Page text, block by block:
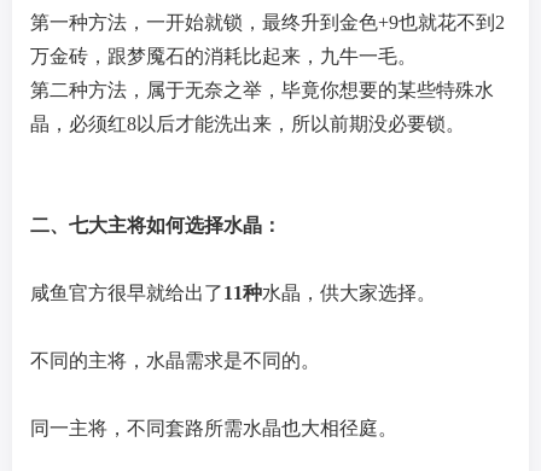
第一种方法，一开始就锁，最终升到金色+9也就花不到2
万金砖，跟梦魇石的消耗比起来，九牛一毛。
第二种方法，属于无奈之举，毕竟你想要的某些特殊水
晶，必须红8以后才能洗出来，所以前期没必要锁。
二、七大主将如何选择水晶：
咸鱼官方很早就给出了11种水晶，供大家选择。
不同的主将，水晶需求是不同的。
同一主将，不同套路所需水晶也大相径庭。